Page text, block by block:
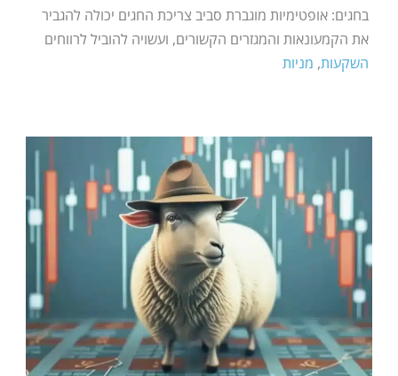
בחגים: אופטימיות מוגברת סביב צריכת החגים יכולה להגביר
את הקמעונאות והמגזרים הקשורים, ועשויה להוביל לרווחים
השקעות, מניות